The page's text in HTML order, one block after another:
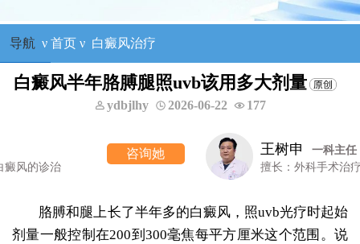
导航 ν 首页ν 白癜风治疗
白癜风半年胳膊腿照uvb该用多大剂量
ydbjlhy 2026-06-22 177
王明峰
三科主任
擅长：头面部白癜风，青少年白癜风
胳膊和腿上长了半年多的白癜风，照uvb光疗时起始
剂量一般控制在200到300毫焦每平方厘米这个范围。说